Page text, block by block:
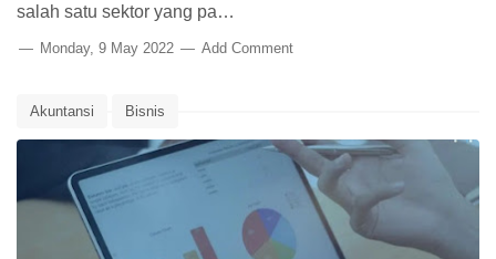
salah satu sektor yang pa…
Monday, 9 May 2022 Add Comment
Akuntansi Bisnis